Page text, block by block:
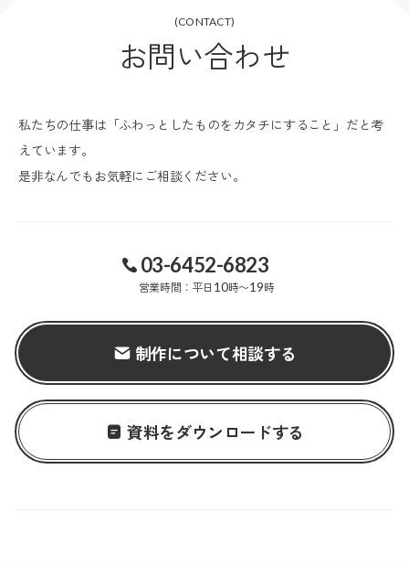
(CONTACT)
お問い合わせ
私たちの仕事は「ふわっとしたものをカタチにすること」だと考
えています。
是非なんでもお気軽にご相談ください。
03-6452-6823
営業時間：平日 10時〜19時
制作について相談する
資料をダウンロードする